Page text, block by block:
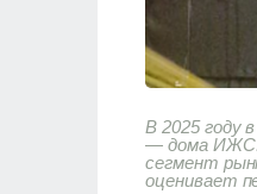
В 2025 году
— дома ИЖС.
сегмент
оценивает